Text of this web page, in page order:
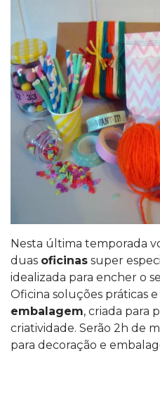
Nesta última temporada
duas oficinas super
idealizada para encher o
Oficina soluções práticas
embalagem, criada para
criatividade. Serão 2h de
para decoração e